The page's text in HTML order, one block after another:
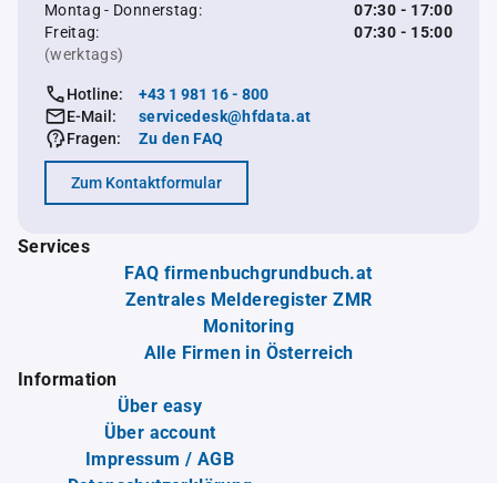
Montag - Donnerstag:
07:30 - 17:00
Freitag:
07:30 - 15:00
(werktags)
Hotline:
+43 1 981 16 - 800
E-Mail:
servicedesk@hfdata.at
Fragen:
Zu den FAQ
Zum Kontaktformular
Services
FAQ firmenbuchgrundbuch.at
Zentrales Melderegister ZMR
Monitoring
Alle Firmen in Österreich
Information
Über easy
Über account
Impressum / AGB